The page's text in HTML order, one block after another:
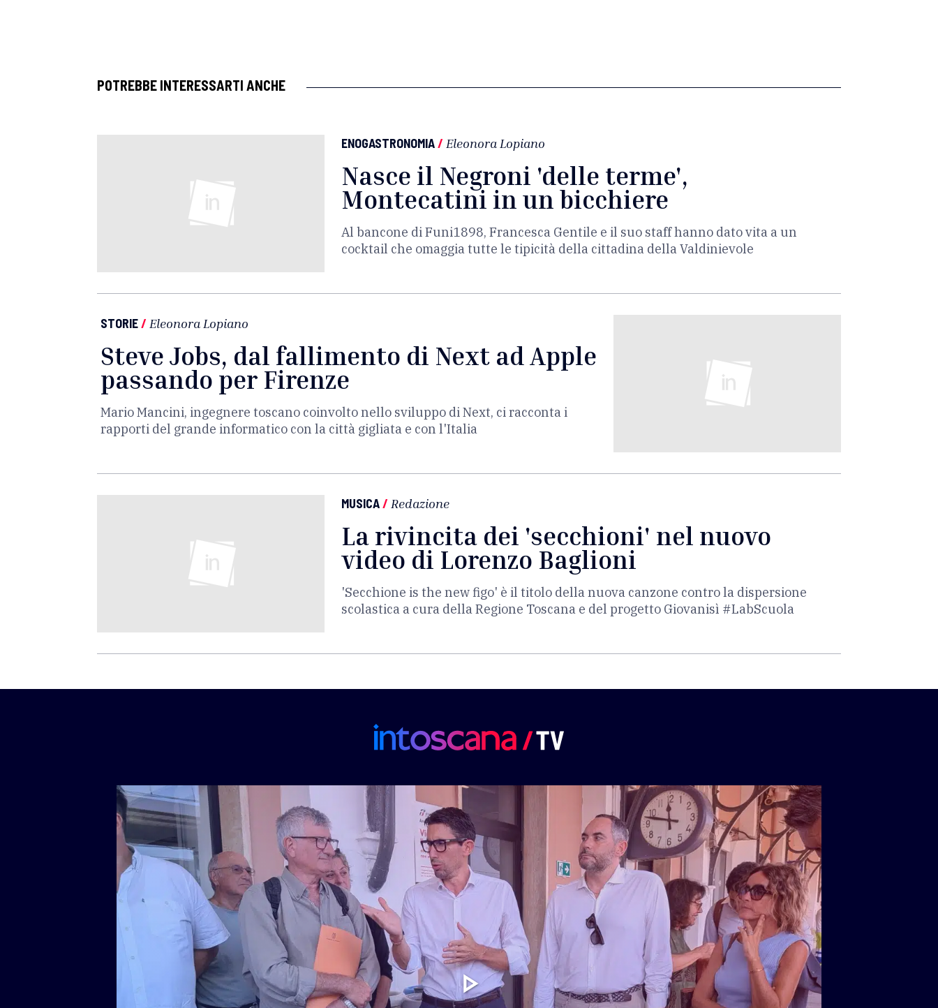
POTREBBE INTERESSARTI ANCHE
ENOGASTRONOMIA/ Eleonora Lopiano
Nasce il Negroni 'delle terme',
Montecatini in un bicchiere
Al bancone di Funi1898, Francesca Gentile e il suo staff hanno dato vita a un
cocktail che omaggia tutte le tipicità della cittadina della Valdinievole
STORIE/ Eleonora Lopiano
Steve Jobs, dal fallimento di Next ad Apple
passando per Firenze
Mario Mancini, ingegnere toscano coinvolto nello sviluppo di Next, ci racconta i
rapporti del grande informatico con la città gigliata e con l'Italia
MUSICA/ Redazione
La rivincita dei 'secchioni' nel nuovo
video di Lorenzo Baglioni
'Secchione is the new figo' è il titolo della nuova canzone contro la dispersione
scolastica a cura della Regione Toscana e del progetto Giovanisì #LabScuola